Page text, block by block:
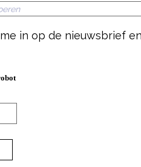
in op de nieuwsbrief